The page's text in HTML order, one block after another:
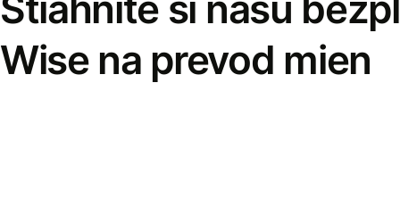
Wise na prevod mien